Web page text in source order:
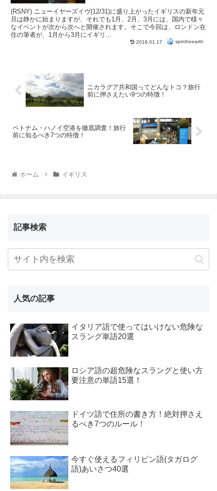
(RSNY) ニューイヤーズイヴ(12/31)に盛り上がったイギリスの新年元
旦は静かに始まりますが、それでも1月、2月、3月には、国内で様々
なイベントが次から次へと開催されます。そこで今回は、ロンドン在
住の筆者が、1月から3月にイギリ...
2018.01.17 spintheearth
ニカラグア共和国ってどんなトコ？旅行
前に押さえたい9つの特徴！
ベトナム・ハノイ空港を徹底調査！旅行
前に知るべき7つの特徴！
ホーム イギリス
記事検索
人気の記事
イタリア語で使ってはいけない危険な
スラング単語20選
ロシア語の超危険なスラングと使い方
要注意の単語15選！
ドイツ語で住所の書き方！絶対押さえ
るべき7つのルール！
今すぐ使えるフィリピン語(タガログ
語)あいさつ40選